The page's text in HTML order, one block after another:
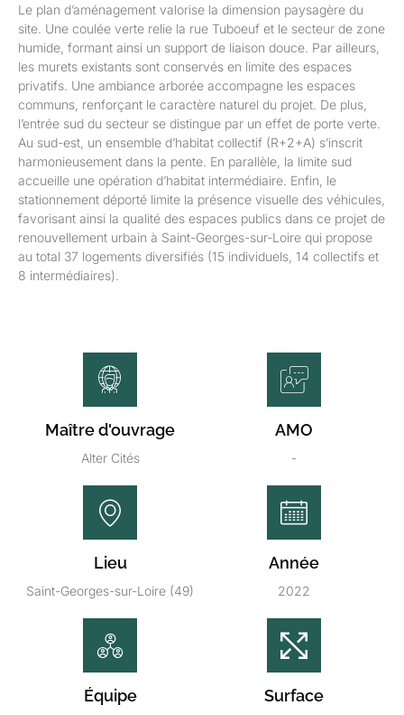
Le plan d’aménagement valorise la dimension paysagère du
site. Une coulée verte relie la rue Tuboeuf et le secteur de zone
humide, formant ainsi un support de liaison douce. Par ailleurs,
les murets existants sont conservés en limite des espaces
privatifs. Une ambiance arborée accompagne les espaces
communs, renforçant le caractère naturel du projet. De plus,
l’entrée sud du secteur se distingue par un effet de porte verte.
Au sud-est, un ensemble d’habitat collectif (R+2+A) s’inscrit
harmonieusement dans la pente. En parallèle, la limite sud
accueille une opération d’habitat intermédiaire. Enfin, le
stationnement déporté limite la présence visuelle des véhicules,
favorisant ainsi la qualité des espaces publics dans ce projet de
renouvellement urbain à Saint-Georges-sur-Loire qui propose
au total 37 logements diversifiés (15 individuels, 14 collectifs et
8 intermédiaires).
Maître d'ouvrage
Alter Cités
AMO
-
Lieu
Saint-Georges-sur-Loire (49)
Année
2022
Équipe Surface